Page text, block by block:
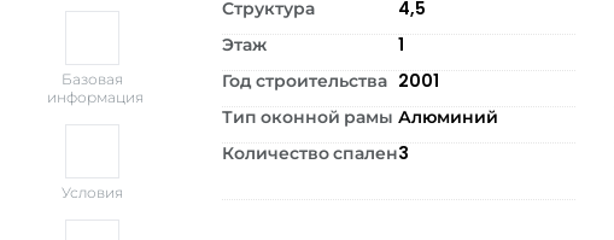
Базовая
информация
Условия
Структура 4,5
Этаж
1
Год строительства 2001
Тип оконной рамы Алюминий
Количество спален3